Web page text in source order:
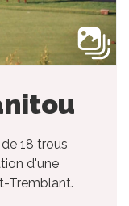
18 trous
d'une
Tremblant.